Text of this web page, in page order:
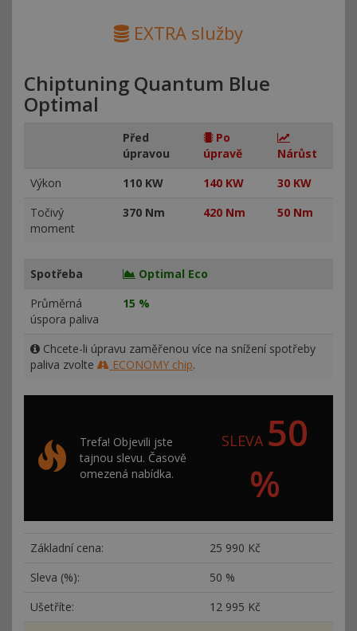
EXTRA služby
Chiptuning Quantum Blue
Optimal
Před
úpravou
Po
úpravě
Nárůst
Výkon
110 KW 140 KW
30 KW
Točivý
moment
370 Nm 420 Nm 50 Nm
Spotřeba
Optimal Eco
Průměrná
úspora paliva
15 %
Chcete-li úpravu zaměřenou více na snížení spotřeby
paliva zvolte
ECONOMY chip.
Trefa! Objevili jste
tajnou slevu. Časově
omezená nabídka.
SLEVA 50
%
Základní cena: 25 990 Kč
Sleva (%):
50 %
Ušetříte:
12 995 Kč